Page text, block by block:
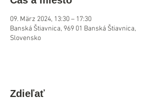
09. März 2024, 13:30 – 17:30
Banská Štiavnica, 969 01 Banská Štiavnica,
Slovensko
Zdieľať